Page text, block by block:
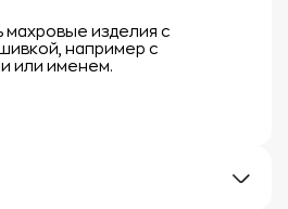
махровые изделия с
например с
или именем.